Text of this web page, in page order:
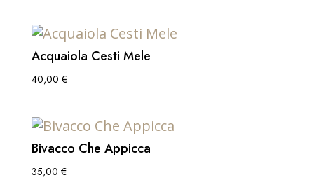
Acquaiola Cesti Mele
40,00 €
Bivacco Che Appicca
35,00 €